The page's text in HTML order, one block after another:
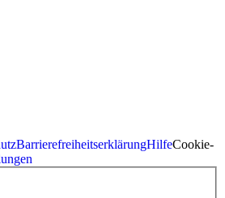
BarrierefreiheitserklärungHilfeCookie-